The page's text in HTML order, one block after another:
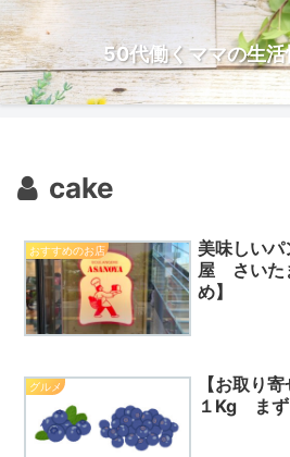
50代働くママの生
cake
おすすめのお店
美味しい
屋 さいた
め】
グルメ
【お取り
１Kg まず